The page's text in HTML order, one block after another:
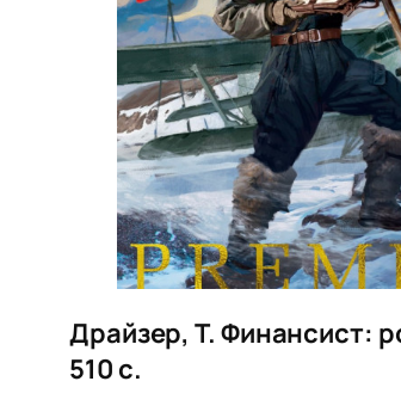
Драйзер, Т. Финансист:
510 с.